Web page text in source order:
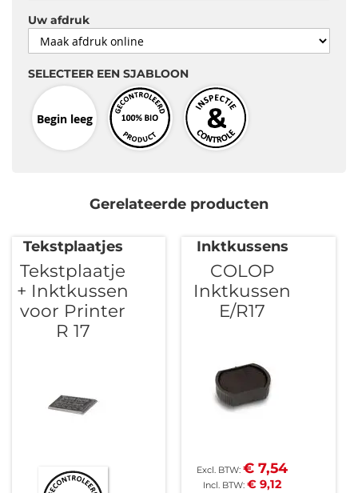
Uw afdruk
SELECTEER EEN SJABLOON
Begin leeg
Gerelateerde producten
Tekstplaatjes
Tekstplaatje
+ Inktkussen
voor Printer
R 17
Inktkussens
COLOP
Inktkussen
E/R17
€ 9,12
€ 7,54